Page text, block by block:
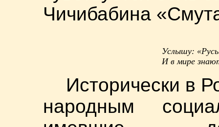
Чичибабина
Услышу:
И в мире
Исторически в
народным